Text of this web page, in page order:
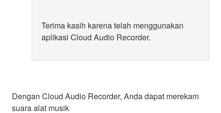
Terima kasih karena telah menggunakan
aplikasi Cloud Audio Recorder.
Dengan Cloud Audio Recorder, Anda dapat merekam
suara alat musik